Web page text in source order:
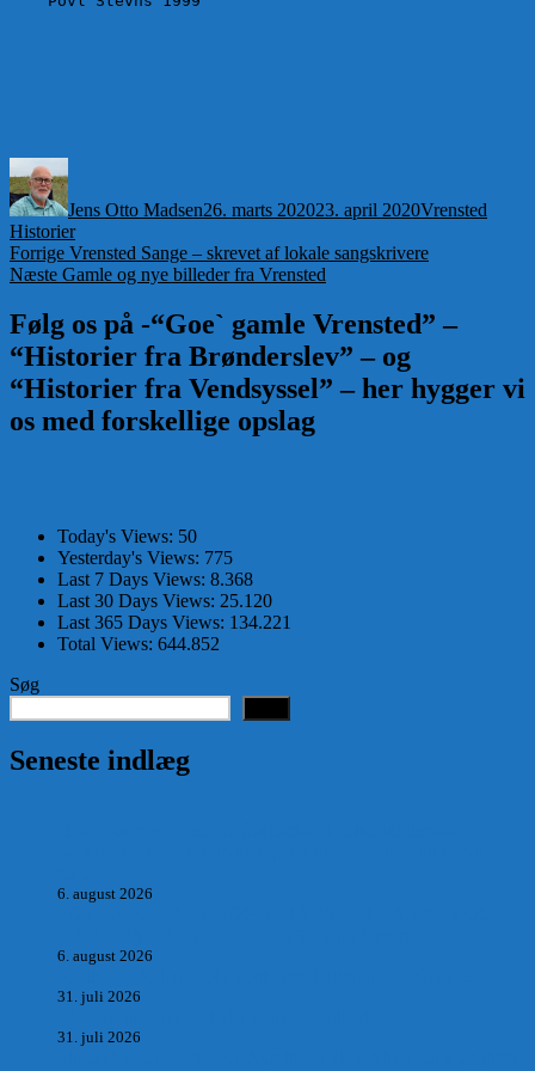
Jens Otto Madsen26. marts 202023. april 2020Vrensted
Historier
Indlægsnavigation
Forrige Forrige
indlæg:
Vrensted Sange – skrevet af lokale sangskrivere
Næste Næste
Gamle og nye billeder fra Vrensted
Følg os på -“Goe` gamle Vrensted” –
“Historier fra Brønderslev” – og
“Historier fra Vendsyssel” – her hygger vi
os med forskellige opslag
Today's Views: 50
Yesterday's Views: 775
Last 7 Days Views: 8.368
Last 30 Days Views: 25.120
Last 365 Days Views: 134.221
Total Views: 644.852
Søg
Seneste indlæg
6. august 2026
6. august 2026
31. juli 2026
31. juli 2026